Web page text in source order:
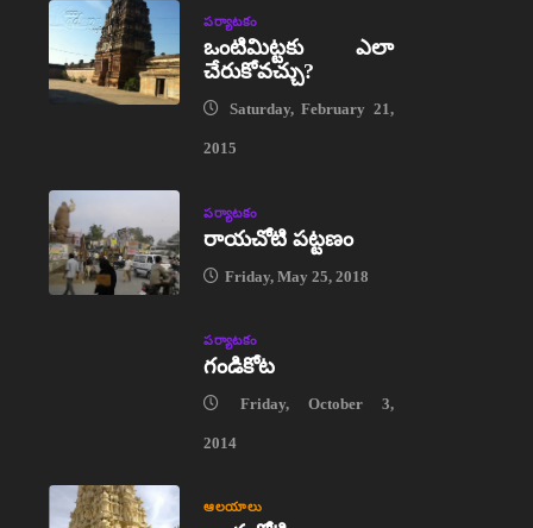
పర్యాటకం
ఒంటిమిట్టకు ఎలా
చేరుకోవచ్చు?
Saturday, February 21,
2015
పర్యాటకం
రాయచోటి పట్టణం
Friday, May 25, 2018
పర్యాటకం
గండికోట
Friday, October 3,
2014
ఆలయాలు